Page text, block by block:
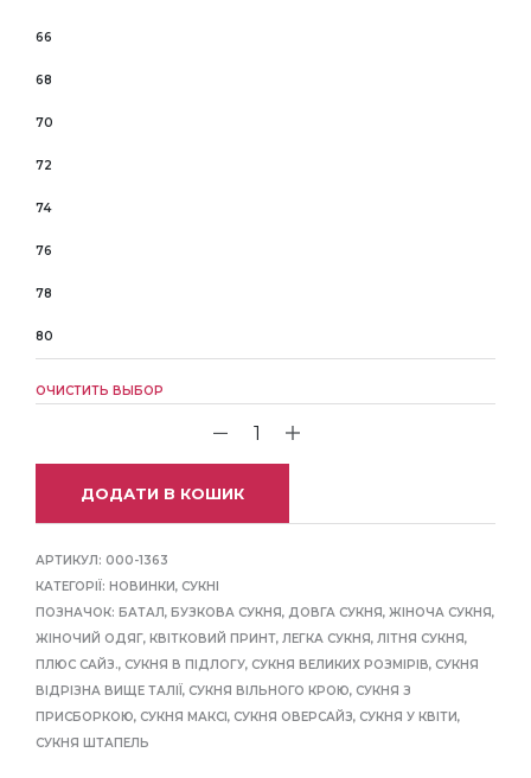
66
68
70
72
74
76
78
80
ОЧИСТИТЬ ВЫБОР
ДОДАТИ В КОШИК
АРТИКУЛ: 000-1363
КАТЕГОРІЇ: НОВИНКИ, СУКНІ
ПОЗНАЧОК: БАТАЛ, БУЗКОВА СУКНЯ, ДОВГА СУКНЯ, ЖІНОЧА СУКНЯ,
ЖІНОЧИЙ ОДЯГ, КВІТКОВИЙ ПРИНТ, ЛЕГКА СУКНЯ, ЛІТНЯ СУКНЯ,
ПЛЮС САЙЗ., СУКНЯ В ПІДЛОГУ, СУКНЯ ВЕЛИКИХ РОЗМІРІВ, СУКНЯ
ВІДРІЗНА ВИЩЕ ТАЛІЇ, СУКНЯ ВІЛЬНОГО КРОЮ, СУКНЯ З
ПРИСБОРКОЮ, СУКНЯ МАКСІ, СУКНЯ ОВЕРСАЙЗ, СУКНЯ У КВІТИ,
СУКНЯ ШТАПЕЛЬ